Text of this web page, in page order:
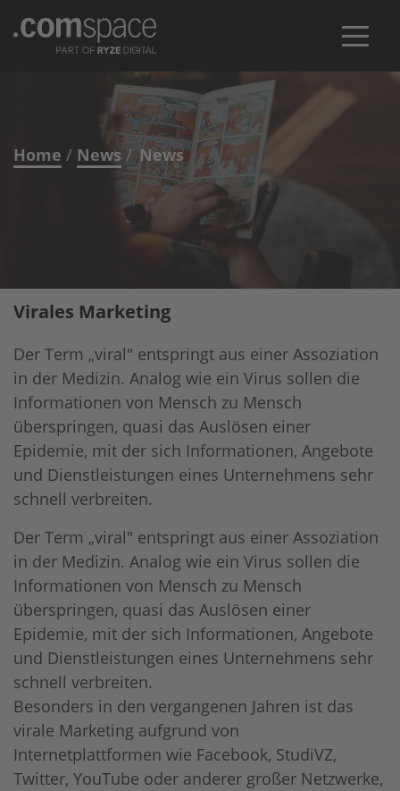
Jobs News
Strategie & Consulting
Website Relaunch
Webentwicklung
Digital Experience
Digitale Barrierefreiheit
Composable DXP
Digital Asset Management
KI-Lösungen
Hosting und Managed Services
Ibexa
Celum DAM
Storyblok
Sharedien DAM
Contentful
Scaleflex DAM
Netlify
OpenText
Usercentrics
Home News News
Virales Marketing
Der Term „viral" entspringt aus einer Assoziation
in der Medizin. Analog wie ein Virus sollen die
Informationen von Mensch zu Mensch
überspringen, quasi das Auslösen einer
Epidemie, mit der sich Informationen, Angebote
und Dienstleistungen eines Unternehmens sehr
schnell verbreiten.
Der Term „viral" entspringt aus einer Assoziation
in der Medizin. Analog wie ein Virus sollen die
Informationen von Mensch zu Mensch
überspringen, quasi das Auslösen einer
Epidemie, mit der sich Informationen, Angebote
und Dienstleistungen eines Unternehmens sehr
schnell verbreiten.
Besonders in den vergangenen Jahren ist das
virale Marketing aufgrund von
Internetplattformen wie Facebook, StudiVZ,
Twitter, YouTube oder anderer großer Netzwerke,